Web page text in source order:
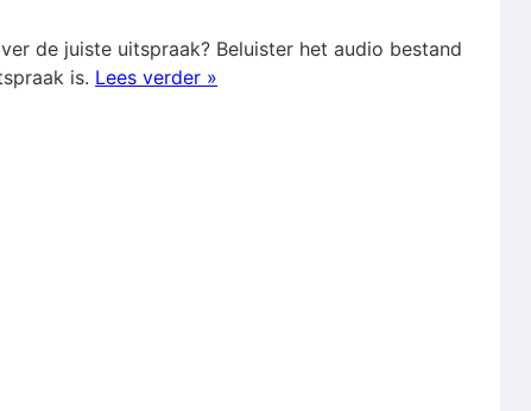
de juiste uitspraak? Beluister het audio bestand
is. Lees verder »